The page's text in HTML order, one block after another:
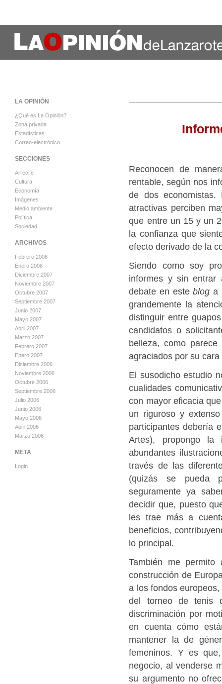
Reconocen de
rentable, según nos
de dos
atractivas perciben
que entre un 15 y un
la confianza que
efecto derivado de la
Siendo como soy
informes y sin entrar
debate en esteblog a
grandemente la
distinguir entre
candidatos o
belleza, como
agraciados por su
El susodicho estudio
cualidades
con mayor eficacia
un riguroso y
participantes debería
Artes), propongo la
abundantes
través de las
(quizás se pueda
seguramente ya
decidir que, puesto
les trae más a
beneficios,
lo principal.
También me
construcción de
a los fondos
del torneo de tenis
discriminación por
en cuenta cómo
mantener la de
femeninos. Y es
negocio, al venderse
su argumento no
LA OPINIÓN
¿Qué es La Opinión?
Zona privada
Estadísticas
Correo-electrónico
SECCIONES
Arrecife
Cultura
Economía
Imágenes
Medio ambiente
Política
Sociedad
ARCHIVOS
Febrero 2008
Enero 2008
Diciembre 2007
Noviembre 2007
Octubre 2007
Septiembre 2007
Junio 2007
Mayo 2007
Abril 2007
Marzo 2007
Febrero 2007
Enero 2007
Diciembre 2006
Noviembre 2006
Octubre 2006
Septiembre 2006
Julio 2006
Junio 2006
Mayo 2006
Abril 2006
Marzo 2006
META
Login